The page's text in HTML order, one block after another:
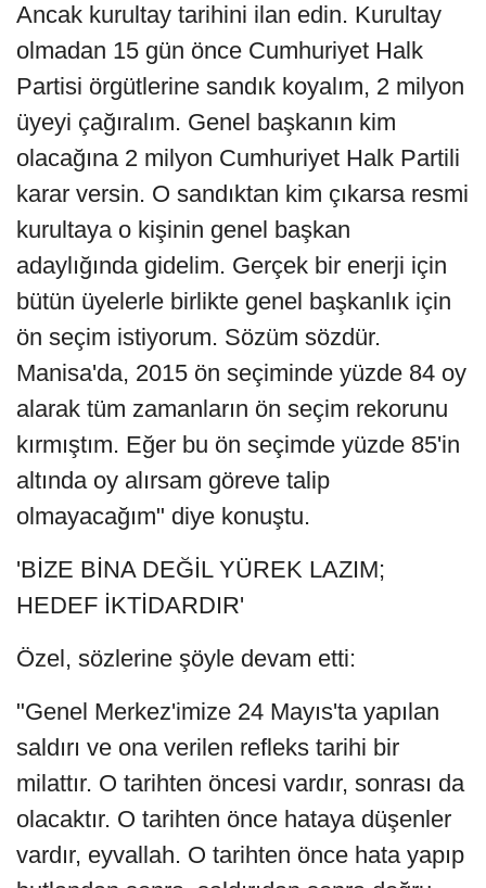
Ancak kurultay tarihini ilan edin. Kurultay
olmadan 15 gün önce Cumhuriyet Halk
Partisi örgütlerine sandık koyalım, 2 milyon
üyeyi çağıralım. Genel başkanın kim
olacağına 2 milyon Cumhuriyet Halk Partili
karar versin. O sandıktan kim çıkarsa resmi
kurultaya o kişinin genel başkan
adaylığında gidelim. Gerçek bir enerji için
bütün üyelerle birlikte genel başkanlık için
ön seçim istiyorum. Sözüm sözdür.
Manisa'da, 2015 ön seçiminde yüzde 84 oy
alarak tüm zamanların ön seçim rekorunu
kırmıştım. Eğer bu ön seçimde yüzde 85'in
altında oy alırsam göreve talip
olmayacağım" diye konuştu.
'BİZE BİNA DEĞİL YÜREK LAZIM;
HEDEF İKTİDARDIR'
Özel, sözlerine şöyle devam etti:
"Genel Merkez'imize 24 Mayıs'ta yapılan
saldırı ve ona verilen refleks tarihi bir
milattır. O tarihten öncesi vardır, sonrası da
olacaktır. O tarihten önce hataya düşenler
vardır, eyvallah. O tarihten önce hata yapıp